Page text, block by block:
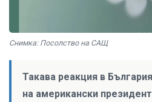
Снимка: Посолство на САЩ
Такава реакция в
на американски